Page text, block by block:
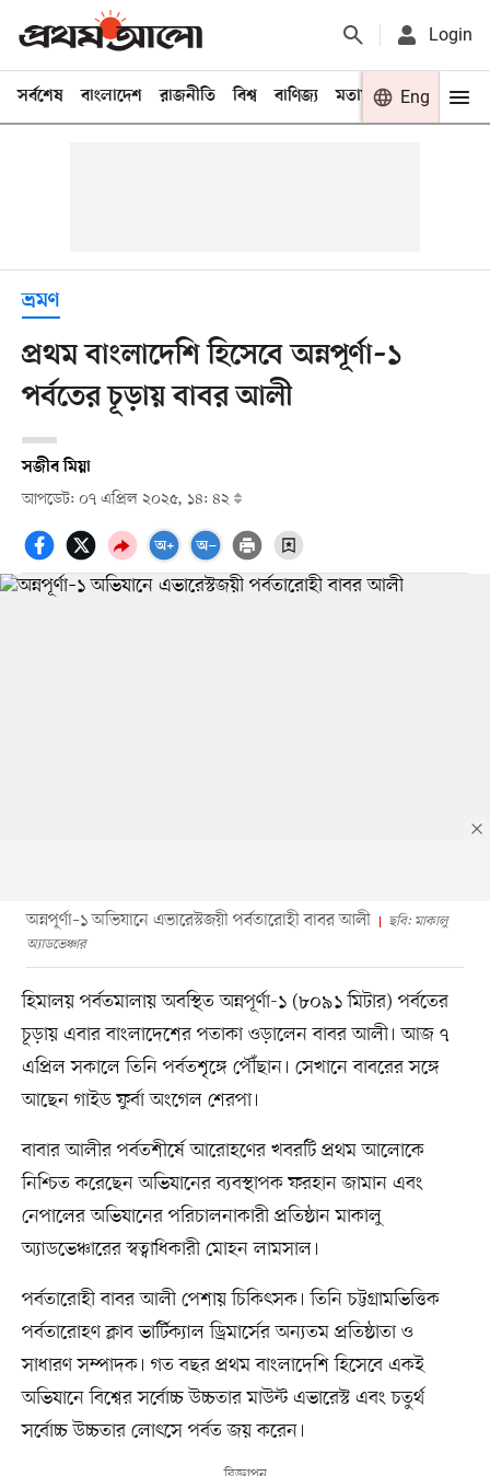
Login
সর্বশেষ বাংলাদেশ রাজনীতি বিশ্ব বাণিজ্য মতামত খেলা
Eng
ভ্রমণ
প্রথম বাংলাদেশি হিসেবে অন্নপূর্ণা–১
পর্বতের চূড়ায় বাবর আলী
সজীব মিয়া
আপডেট: ০৭ এপ্রিল ২০২৫, ১৪: ৪২
অন্নপূর্ণা–১ অভিযানে এভারেস্টজয়ী পর্বতারোহী বাবর আলী
ছবি: মাকালু
অ্যাডভেঞ্চার
হিমালয় পর্বতমালায় অবস্থিত অন্নপূর্ণা-১ (৮০৯১ মিটার) পর্বতের
চূড়ায় এবার বাংলাদেশের পতাকা ওড়ালেন বাবর আলী। আজ ৭
এপ্রিল সকালে তিনি পর্বতশৃঙ্গে পৌঁছান। সেখানে বাবরের সঙ্গে
আছেন গাইড ফুর্বা অংগেল শেরপা।
বাবার আলীর পর্বতশীর্ষে আরোহণের খবরটি প্রথম আলোকে
নিশ্চিত করেছেন অভিযানের ব্যবস্থাপক ফরহান জামান এবং
নেপালের অভিযানের পরিচালনাকারী প্রতিষ্ঠান মাকালু
অ্যাডভেঞ্চারের স্বত্বাধিকারী মোহন লামসাল।
পর্বতারোহী বাবর আলী পেশায় চিকিৎসক। তিনি চট্টগ্রামভিত্তিক
পর্বতারোহণ ক্লাব ভার্টিক্যাল ড্রিমার্সের অন্যতম প্রতিষ্ঠাতা ও
সাধারণ সম্পাদক। গত বছর প্রথম বাংলাদেশি হিসেবে একই
অভিযানে বিশ্বের সর্বোচ্চ উচ্চতার মাউন্ট এভারেস্ট এবং চতুর্থ
সর্বোচ্চ উচ্চতার লোৎসে পর্বত জয় করেন।